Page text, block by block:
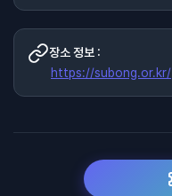
장소 정보 :
https://subong.or.kr/